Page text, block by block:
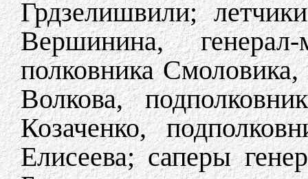
Грдзелишвили;
Вершинина,
полковника Смоловика,
Волкова,
Козаченко,
Елисеева; саперы